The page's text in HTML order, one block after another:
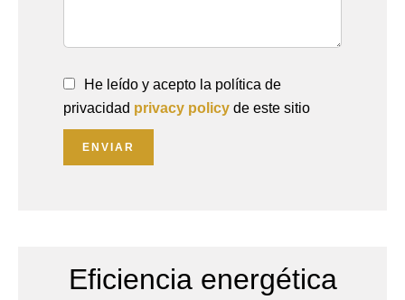
He leído y acepto la política de
privacidad privacy policy de este sitio
ENVIAR
Eficiencia energética